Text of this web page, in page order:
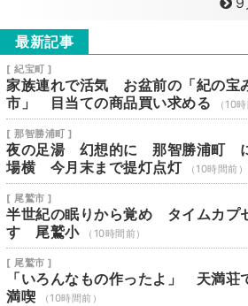
最新記事
[ 紀宝町 ]
家族連れで活気 お盆前の「紀の宝
市」 目当ての商品買い求める
（10
[ 那智勝浦町 ]
夜の足湯 幻想的に 那智勝浦町
場横 今月末まで提灯点灯
（10時間前）
[ 尾鷲市 ]
半世紀の眠りから覚め タイムカプ
す 尾鷲小
（10時間前）
[ 尾鷲市 ]
「いろんなもの作ったよ」 天満荘
満喫
（10時間前）